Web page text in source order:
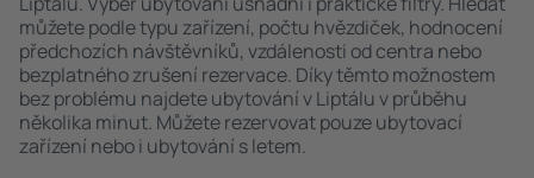
můžete podle typu zařízení, počtu hvězdiček, hodnocení
předchozích návštěvníků, vzdálenosti od centra nebo
bezplatného zrušení rezervace. Díky těmto možnostem
bez problému najdete ubytování v Liptálu v průběhu
několika minut. Můžete rezervovat pouze ubytovací
zařízení nebo i ubytování s letem.